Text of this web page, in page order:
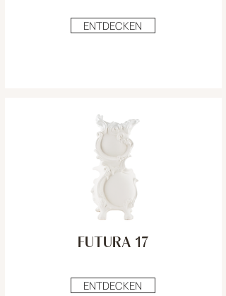
ENTDECKEN
ENTDECKEN
FUTURA 17